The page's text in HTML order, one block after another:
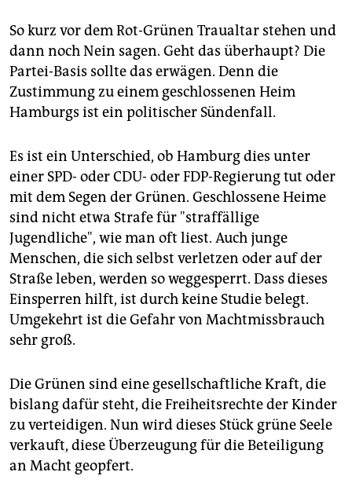
So kurz vor dem Rot-Grünen Traualtar stehen und
dann noch Nein sagen. Geht das überhaupt? Die
Partei-Basis sollte das erwägen. Denn die
Zustimmung zu einem geschlossenen Heim
Hamburgs ist ein politischer Sündenfall.
Es ist ein Unterschied, ob Hamburg dies unter
einer SPD- oder CDU- oder FDP-Regierung tut oder
mit dem Segen der Grünen. Geschlossene Heime
sind nicht etwa Strafe für "straffällige
Jugendliche", wie man oft liest. Auch junge
Menschen, die sich selbst verletzen oder auf der
Straße leben, werden so weggesperrt. Dass dieses
Einsperren hilft, ist durch keine Studie belegt.
Umgekehrt ist die Gefahr von Machtmissbrauch
sehr groß.
Die Grünen sind eine gesellschaftliche Kraft, die
bislang dafür steht, die Freiheitsrechte der Kinder
zu verteidigen. Nun wird dieses Stück grüne Seele
verkauft, diese Überzeugung für die Beteiligung
an Macht geopfert.